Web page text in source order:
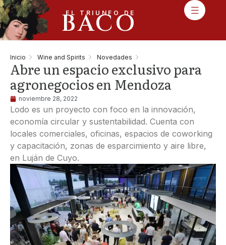
EL TRIUNFO DE
BACO
Inicio Wine and Spirits Novedades
Abre un espacio exclusivo para
agronegocios en Mendoza
noviembre 28, 2022
Lodo es un proyecto con foco en la innovación,
economía circular y sustentabilidad. Cuenta con
locales comerciales, oficinas, espacios de coworking
y capacitación, zonas de esparcimiento y aire libre,
en Luján de Cuyo.